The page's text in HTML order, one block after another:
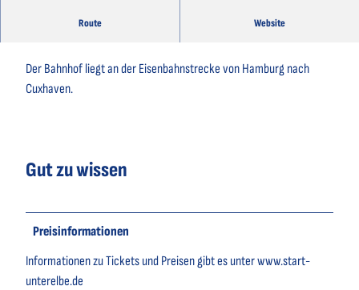
Route Website
Der Bahnhof liegt an der Eisenbahnstrecke von Hamburg nach
Cuxhaven.
Gut zu wissen
Preisinformationen
Informationen zu Tickets und Preisen gibt es unter www.start-
unterelbe.de